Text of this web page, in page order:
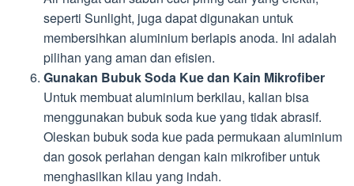
seperti Sunlight, juga dapat digunakan untuk
membersihkan aluminium berlapis anoda. Ini adalah
pilihan yang aman dan efisien.
Gunakan Bubuk Soda Kue dan Kain Mikrofiber
Untuk membuat aluminium berkilau, kalian bisa
menggunakan bubuk soda kue yang tidak abrasif.
Oleskan bubuk soda kue pada permukaan aluminium
dan gosok perlahan dengan kain mikrofiber untuk
menghasilkan kilau yang indah.